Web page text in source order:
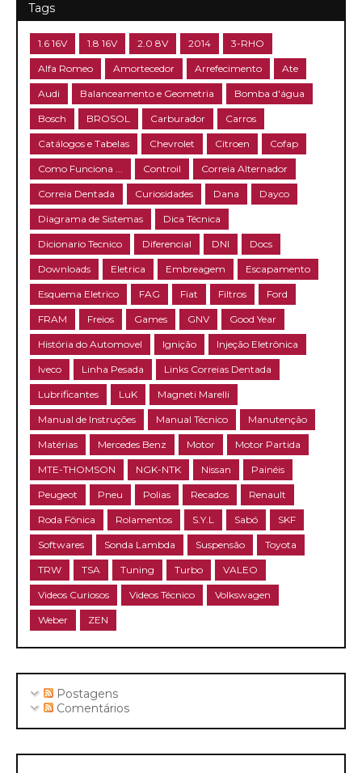
Tags
1.6 16V 1.8 16V 2.0 8V 2014 3-RHO
Alfa Romeo Amortecedor Arrefecimento Ate
Audi Balanceamento e Geometria Bomba d'água
Bosch BROSOL Carburador Carros
Catálogos e Tabelas Chevrolet Citroen Cofap
Como Funciona ... Controil Correia Alternador
Correia Dentada Curiosidades Dana Dayco
Diagrama de Sistemas Dica Técnica
Dicionario Tecnico Diferencial DNI Docs
Downloads Eletrica Embreagem Escapamento
Esquema Eletrico FAG Fiat Filtros Ford
FRAM Freios Games GNV Good Year
História do Automovel Ignição Injeção Eletrônica
Iveco Linha Pesada Links Correias Dentada
Lubrificantes LuK Magneti Marelli
Manual de Instruções Manual Técnico Manutenção
Matérias Mercedes Benz Motor Motor Partida
MTE-THOMSON NGK-NTK Nissan Painéis
Peugeot Pneu Polias Recados Renault
Roda Fônica Rolamentos S.Y.L Sabó SKF
Softwares Sonda Lambda Suspensão Toyota
TRW TSA Tuning Turbo VALEO
Videos Curiosos Videos Técnico Volkswagen
Weber ZEN
Postagens
Comentários